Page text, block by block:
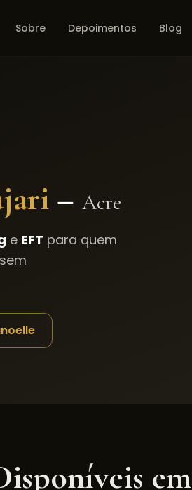
Sobre Depoimentos Blog
– Acre
e EFT para quem
em